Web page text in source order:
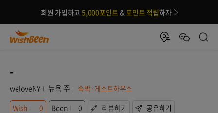
회원 가입하고 5,000포인트 &포인트 적립하자
-
weloveNY 뉴욕 주
숙박·게스트하우스
Wish
0 Been 0 리뷰하기 공유하기